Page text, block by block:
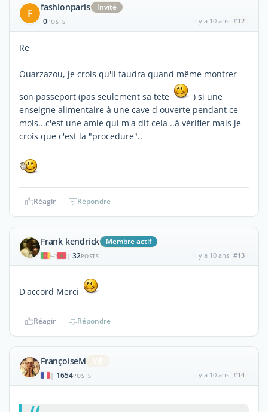
F fashionparis
Invité
0POSTS il y a 10 ans #12
Re
Ouarzazou, je crois qu'il faudra quand même montrer
son passeport (pas seulement sa tete
) si une
enseigne alimentaire à une cave d ouverte pendant ce
mois...c'est une amie qui m'a dit cela ..à vérifier mais je
crois que c'est la "procedure"..
Réagir Répondre
Frank kendrick Membre actif
| 32POSTS il y a 10 ans #13
D'accord Merci
Réagir Répondre
FrançoiseM
| 1654POSTS il y a 10 ans #14